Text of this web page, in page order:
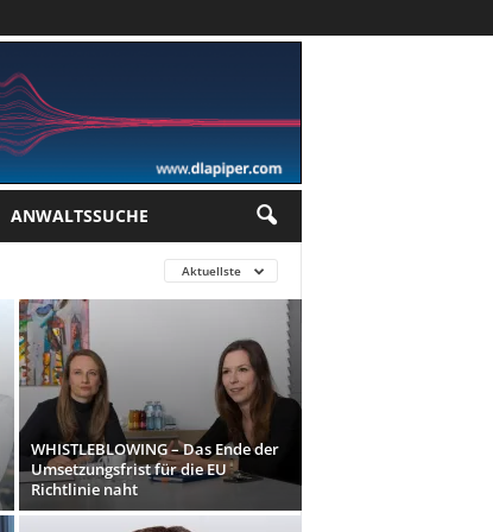
ANWALTSSUCHE
Aktuellste
WHISTLEBLOWING – Das Ende der
Umsetzungsfrist für die EU
Richtlinie naht